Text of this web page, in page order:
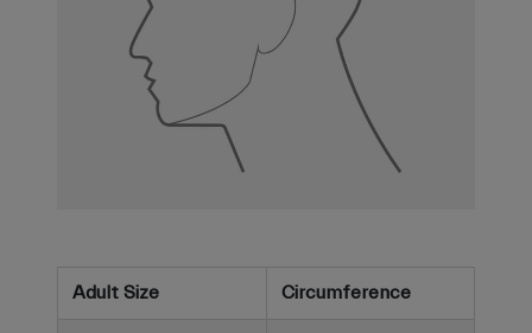
Adult Size Circumference